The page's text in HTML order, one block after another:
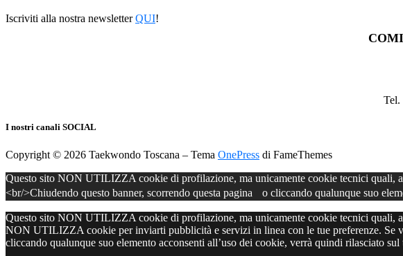
Iscriviti alla nostra newsletterQUI!
Tel.
I nostri canali SOCIAL
Copyright © 2026 Taekwondo Toscana – Tema OnePress di FameThemes
Questo sito NON UTILIZZA cookie di profilazione, ma unicamente cookie tecnici quali,
<br/>Chiudendo questo banner, scorrendo questa pagina o cliccando qualunque suo
Questo sito NON UTILIZZA cookie di profilazione, ma unicamente cookie tecnici quali,
NON UTILIZZA cookie per inviarti pubblicità e servizi in linea con le tue preferenze. Se
cliccando qualunque suo elemento acconsenti all’uso dei cookie, verrà quindi rilasciato